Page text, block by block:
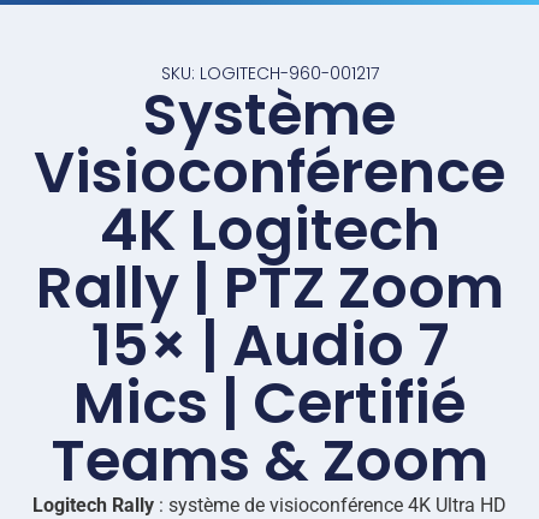
SKU: LOGITECH-960-001217
Système
Visioconférence
4K Logitech
Rally | PTZ Zoom
15× | Audio 7
Mics | Certifié
Teams & Zoom
Logitech Rally: système de visioconférence 4K Ultra HD